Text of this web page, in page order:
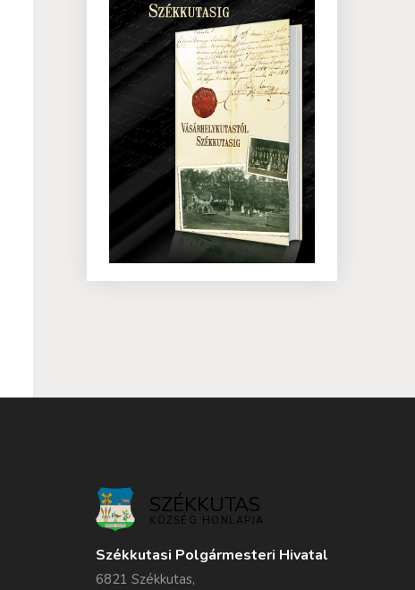
SZÉKKUTAS
KÖZSÉG HONLAPJA
Székkutasi Polgármesteri Hivatal
6821 Székkutas,